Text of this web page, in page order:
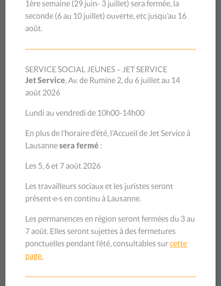
papiers qui contribuent activement au bon
fonctionnement de notre économie, les étudiant
l’heure, les «petits» indépendants ou encore les personnes
normes d’intervention sociale. Ce printemps, du jour au
lendemain, ils ont été précipités dans la précarité, certains
sans aucun droit à l’aide sociale.
C’est pour venir à leur secours que Caritas Vaud et le CSP
1er avril 2020. Autonomes financièrement en temps
faire appel à ce fonds pour garder un toit sur leur tête et se
nourrir.
La conférence-débat organisée par le CSP Vaud et Caritas
Vaud le 29 octobre dernier a rappelé les difficultés de cette
population précarisée et détaillé les aides qui leur ont été
octroyées. L’accent a également été mis sur les contraintes
1ère semaine (29 juin- 3 juillet) sera fermée, la
seconde (6 au 10 juillet) ouverte, etc jusqu’au 16
août.
SERVICE SOCIAL JEUNES – JET SERVICE
Jet Service, Av. de Rumine 2, du 6 juillet au 14
août 2026
Lundi au vendredi de 10h00-14h00
En plus de l’horaire d’été, l’Accueil de Jet Service à
Lausannesera fermé :
Les 5, 6 et 7 août 2026
Les travailleurs sociaux et les juristes seront
présent·e·s en continu à Lausanne.
Les permanences en région seront fermées du 3 au
7 août. Elles seront sujettes à des fermetures
ponctuelles pendant l’été, consultables surcette
page.